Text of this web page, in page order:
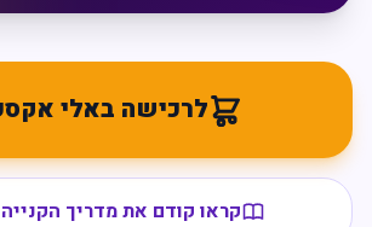
לרכישה באלי
קראו קודם את מדריך